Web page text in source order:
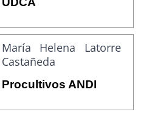
María Helena Latorre
Castañeda
Procultivos ANDI